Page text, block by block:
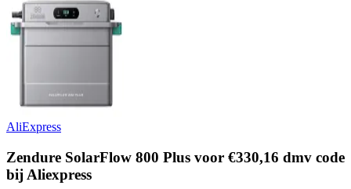
AliExpress
Zendure SolarFlow 800 Plus voor €330,16 dmv code
bij Aliexpress